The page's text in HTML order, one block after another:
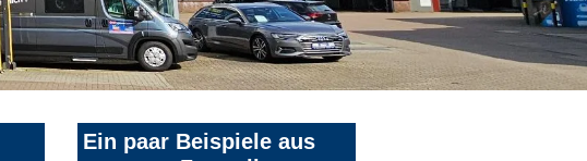
Ein paar Beispiele aus